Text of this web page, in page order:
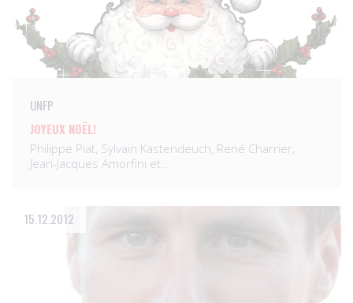
UNFP
JOYEUX NOËL!
Philippe Piat, Sylvain Kastendeuch, René Charrier,
Jean-Jacques Amorfini et…
15.12.2012